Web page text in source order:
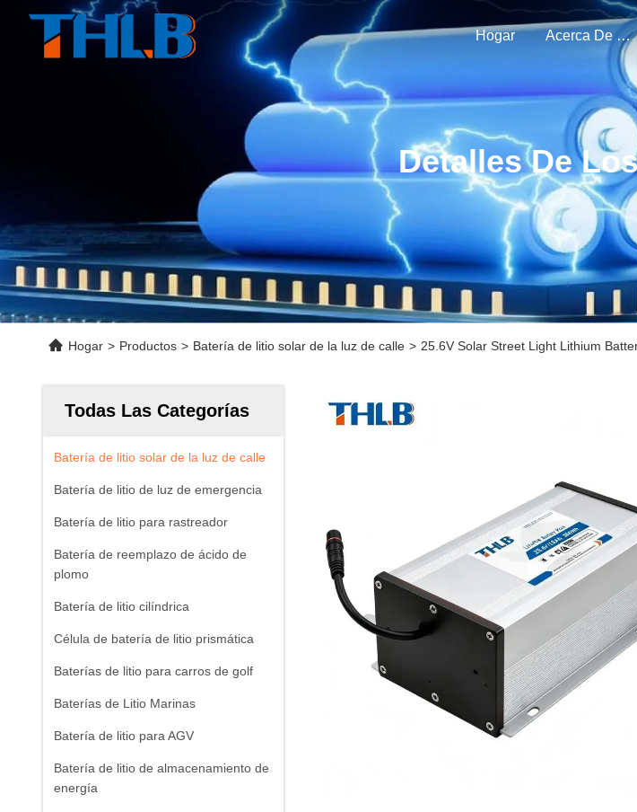
Hogar Acerca De Nosotros
Detalles De
Hogar > Productos > Batería de litio solar de la luz de calle > 25.6V Solar Street Light Lithium
Todas Las Categorías
Batería de litio solar de la luz de calle
Batería de litio de luz de emergencia
Batería de litio para rastreador
Batería de reemplazo de ácido de
plomo
Batería de litio cilíndrica
Célula de batería de litio prismática
Baterías de litio para carros de golf
Baterías de Litio Marinas
Batería de litio para AGV
Batería de litio de almacenamiento de
energía